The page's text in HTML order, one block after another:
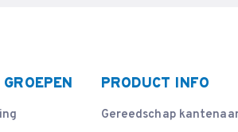
PRODUCT INFO
Gereedschap